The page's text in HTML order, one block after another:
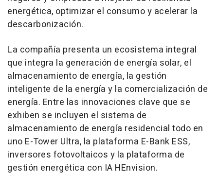
energética, optimizar el consumo y acelerar la
descarbonización.
La compañía presenta un ecosistema integral
que integra la generación de energía solar, el
almacenamiento de energía, la gestión
inteligente de la energía y la comercialización de
energía. Entre las innovaciones clave que se
exhiben se incluyen el sistema de
almacenamiento de energía residencial todo en
uno E-Tower Ultra, la plataforma E-Bank ESS,
inversores fotovoltaicos y la plataforma de
gestión energética con IA HEnvision.